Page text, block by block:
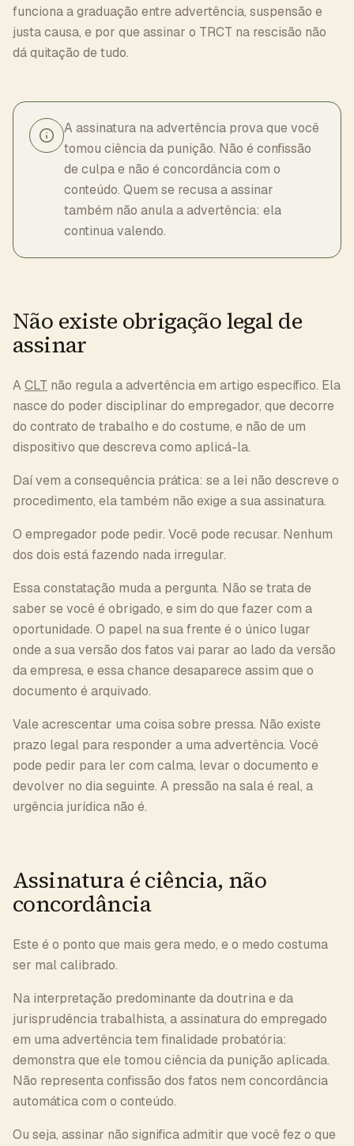
funciona a graduação entre advertência, suspensão e
justa causa, e por que assinar o TRCT na rescisão não
dá quitação de tudo.
A assinatura na advertência prova que você
tomou ciência da punição. Não é confissão
de culpa e não é concordância com o
conteúdo. Quem se recusa a assinar
também não anula a advertência: ela
continua valendo.
Não existe obrigação legal de
assinar
ACLT não regula a advertência em artigo específico. Ela
nasce do poder disciplinar do empregador, que decorre
do contrato de trabalho e do costume, e não de um
dispositivo que descreva como aplicá-la.
Daí vem a consequência prática: se a lei não descreve o
procedimento, ela também não exige a sua assinatura.
O empregador pode pedir. Você pode recusar. Nenhum
dos dois está fazendo nada irregular.
Essa constatação muda a pergunta. Não se trata de
saber se você é obrigado, e sim do que fazer com a
oportunidade. O papel na sua frente é o único lugar
onde a sua versão dos fatos vai parar ao lado da versão
da empresa, e essa chance desaparece assim que o
documento é arquivado.
Vale acrescentar uma coisa sobre pressa. Não existe
prazo legal para responder a uma advertência. Você
pode pedir para ler com calma, levar o documento e
devolver no dia seguinte. A pressão na sala é real, a
urgência jurídica não é.
Assinatura é ciência, não
concordância
Este é o ponto que mais gera medo, e o medo costuma
ser mal calibrado.
Na interpretação predominante da doutrina e da
jurisprudência trabalhista, a assinatura do empregado
em uma advertência tem finalidade probatória:
demonstra que ele tomou ciência da punição aplicada.
Não representa confissão dos fatos nem concordância
automática com o conteúdo.
Ou seja, assinar não significa admitir que você fez o que